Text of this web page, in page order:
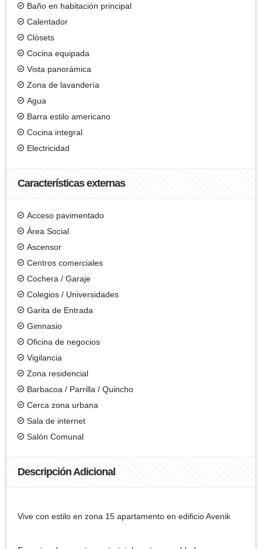
Baño en habitación principal
Calentador
Clósets
Cocina equipada
Vista panorámica
Zona de lavandería
Agua
Barra estilo americano
Cocina integral
Electricidad
Características externas
Acceso pavimentado
Área Social
Ascensor
Centros comerciales
Cochera / Garaje
Colegios / Universidades
Garita de Entrada
Gimnasio
Oficina de negocios
Vigilancia
Zona residencial
Barbacoa / Parrilla / Quincho
Cerca zona urbana
Sala de internet
Salón Comunal
Descripción Adicional
Vive con estilo en zona 15 apartamento en edificio Avenik